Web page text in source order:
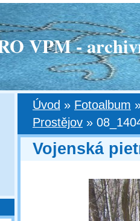
VPM -
Úvod » Fotoalbum
Prostějov »
Vojenská